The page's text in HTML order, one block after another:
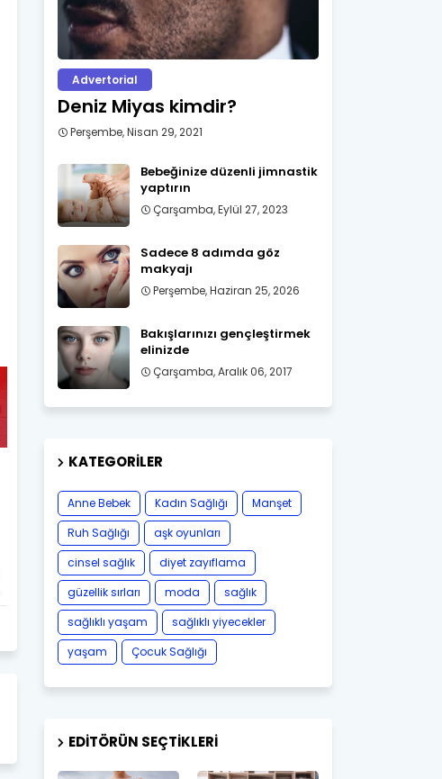
Advertorial
Deniz Miyas kimdir?
Perşembe, Nisan 29, 2021
Bebeğinize düzenli jimnastik
yaptırın
Çarşamba, Eylül 27, 2023
Sadece 8 adımda göz
makyajı
Perşembe, Haziran 25, 2026
Bakışlarınızı gençleştirmek
elinizde
Çarşamba, Aralık 06, 2017
KATEGORILER
Anne Bebek Kadın Sağlığı
Manşet
Ruh Sağlığı
aşk oyunları
cinsel sağlık
diyet zayıflama
güzellik sırları
moda
sağlık
sağlıklı yaşam
sağlıklı yiyecekler
yaşam
Çocuk Sağlığı
EDITÖRÜN SEÇTIKLERI